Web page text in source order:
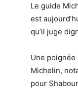
Le guide
est
qu’il juge
Une poignée
Michelin,
pour